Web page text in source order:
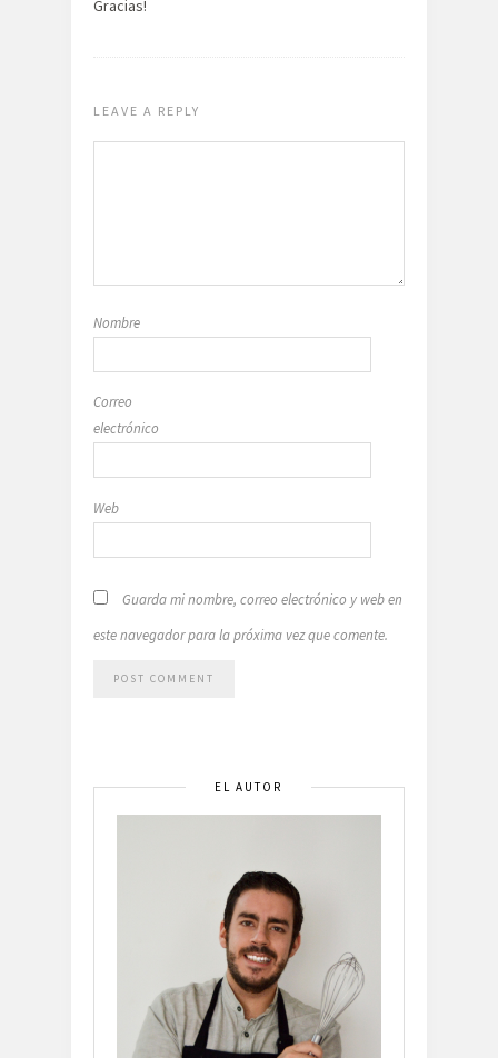
Gracias!
LEAVE A REPLY
Nombre
Correo
electrónico
Web
Guarda mi nombre, correo electrónico y web en
este navegador para la próxima vez que comente.
EL AUTOR